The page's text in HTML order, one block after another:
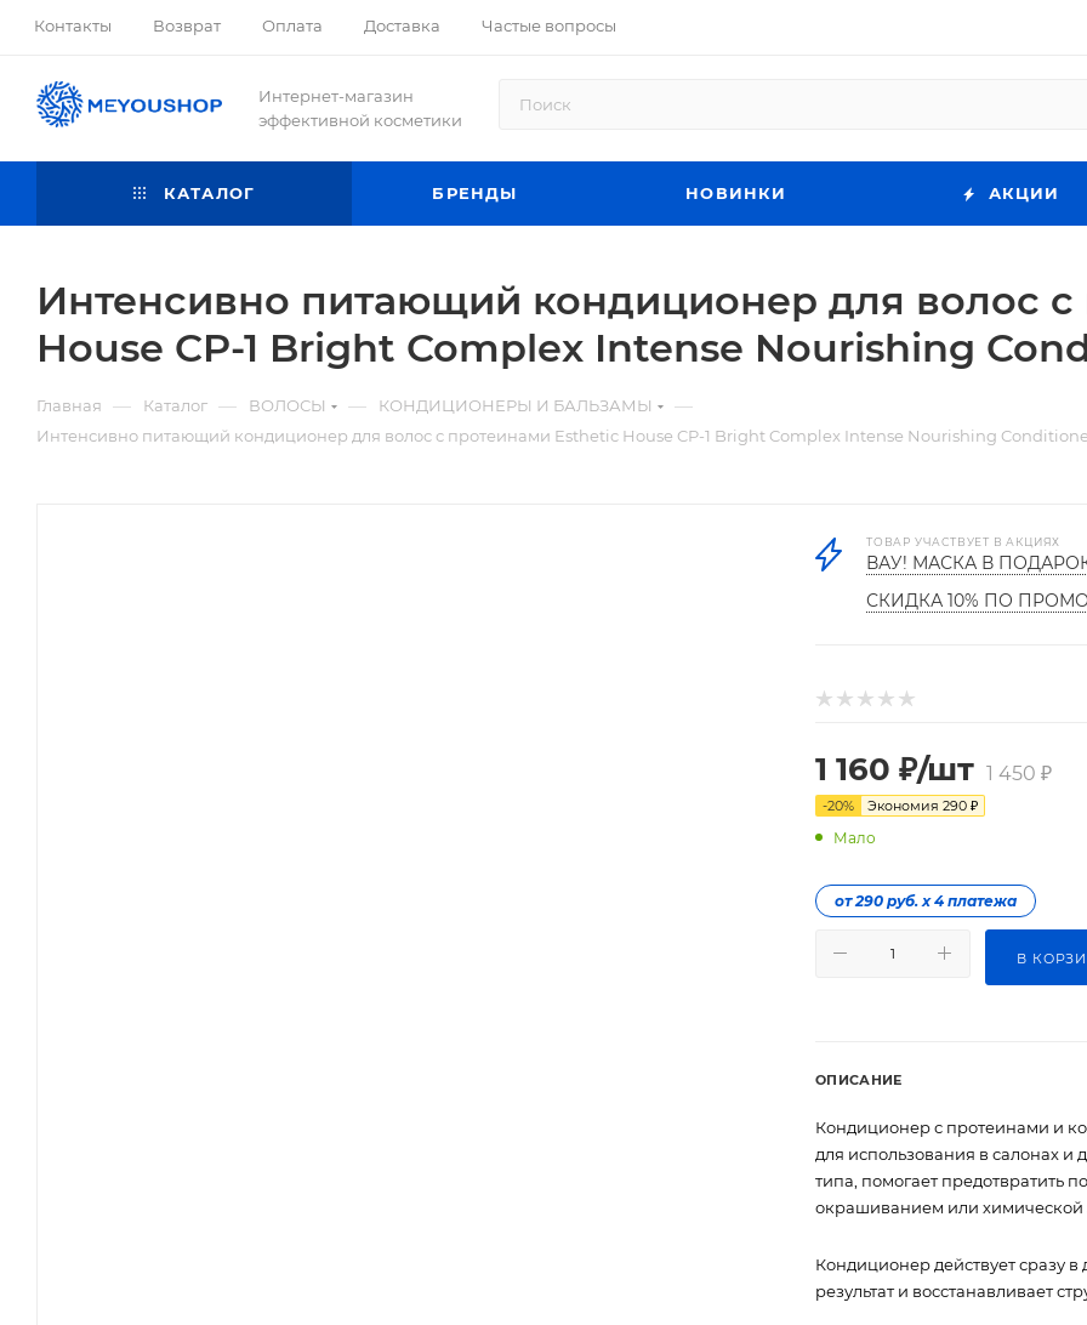
Контакты Возврат Оплата Доставка Частые вопросы
Интернет-магазин
эффективной косметики
КАТАЛОГ БРЕНДЫ НОВИНКИ АКЦИИ
Интенсивно питающий кондиционер для волос
House CP-1 Bright Complex Intense Nourishing
Главная — Каталог — ВОЛОСЫ — КОНДИЦИОНЕРЫ И БАЛЬЗАМЫ —
Интенсивно питающий кондиционер для волос с протеинами Esthetic House CP-1 Bright Complex Intense Nourishing
ТОВАР УЧАСТВУЕТ В АКЦИЯХ
ВАУ! МАСКА В
СКИДКА 10% ПО
1 160 ₽/шт 1 450 ₽
-20% Экономия 290 ₽
Мало
от 290 руб. х 4 платежа
В
ОПИСАНИЕ
Кондиционер с протеинами и
для использования в салонах и
типа, помогает предотвратить
окрашиванием или химической
Кондиционер действует сразу
результат и восстанавливает